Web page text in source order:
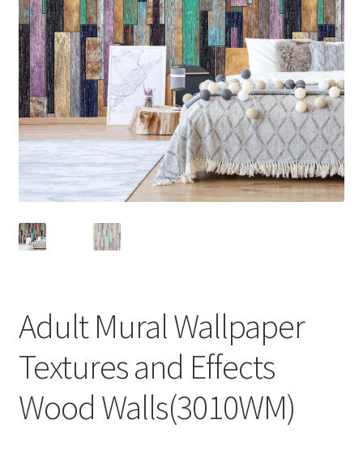
Adult Mural Wallpaper
Textures and Effects
Wood Walls(3010WM)